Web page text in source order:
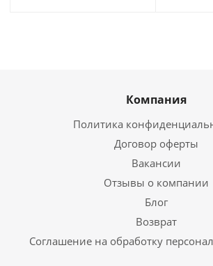
Компания
Политика
Договор оферты
Вакансии
Отзывы о компании
Блог
Возврат
Соглашение на обработку